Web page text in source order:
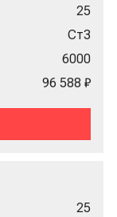
25
Ст3
6000
96 588 ₽
25